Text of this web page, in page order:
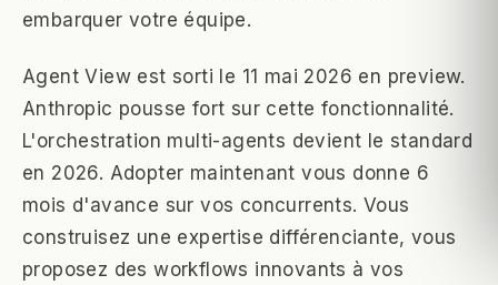
embarquer votre équipe.
Agent View est sorti le 11 mai 2026 en preview.
Anthropic pousse fort sur cette fonctionnalité.
L'orchestration multi-agents devient le standard
en 2026. Adopter maintenant vous donne 6
mois d'avance sur vos concurrents. Vous
construisez une expertise différenciante, vous
proposez des workflows innovants à vos